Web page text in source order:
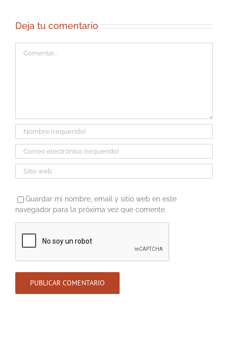
Deja tu comentario
Guardar mi nombre, email y sitio web en este
navegador para la próxima vez que comente.